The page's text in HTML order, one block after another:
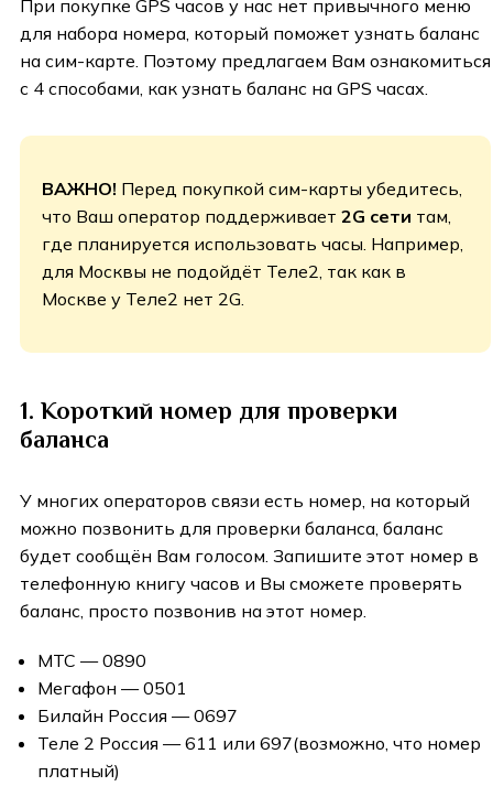
При покупке GPS часов у нас нет привычного меню
для набора номера, который поможет узнать баланс
на сим-карте. Поэтому предлагаем Вам ознакомиться
с 4 способами, как узнать баланс на GPS часах.
ВАЖНО! Перед покупкой сим-карты убедитесь,
что Ваш оператор поддерживает 2G сети там,
где планируется использовать часы. Например,
для Москвы не подойдёт Теле2, так как в
Москве у Теле2 нет 2G.
1. Короткий номер для проверки
баланса
У многих операторов связи есть номер, на который
можно позвонить для проверки баланса, баланс
будет сообщён Вам голосом. Запишите этот номер в
телефонную книгу часов и Вы сможете проверять
баланс, просто позвонив на этот номер.
МТС — 0890
Мегафон — 0501
Билайн Россия — 0697
Теле 2 Россия — 611 или 697(возможно, что номер
платный)